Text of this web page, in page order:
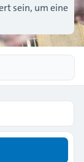
sein, um eine